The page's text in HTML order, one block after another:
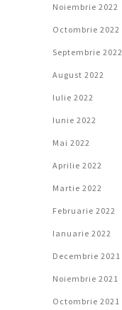
Noiembrie 2022
Octombrie 2022
Septembrie 2022
August 2022
Iulie 2022
Iunie 2022
Mai 2022
Aprilie 2022
Martie 2022
Februarie 2022
Ianuarie 2022
Decembrie 2021
Noiembrie 2021
Octombrie 2021